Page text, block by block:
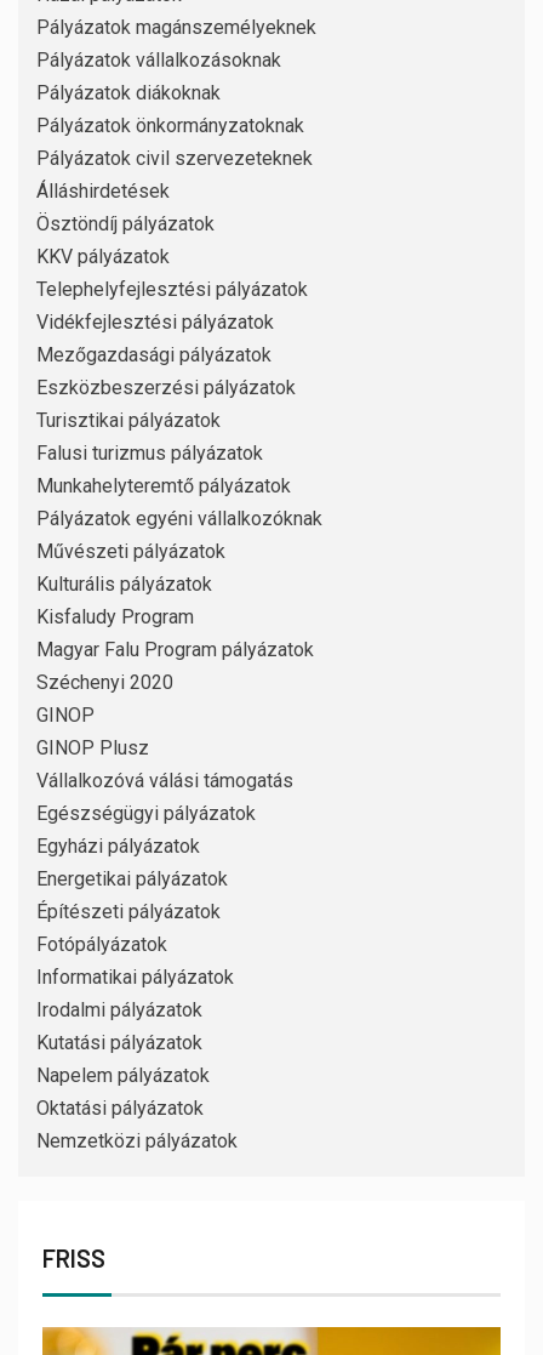
Pályázatok magánszemélyeknek
Pályázatok vállalkozásoknak
Pályázatok diákoknak
Pályázatok önkormányzatoknak
Pályázatok civil szervezeteknek
Álláshirdetések
Ösztöndíj pályázatok
KKV pályázatok
Telephelyfejlesztési pályázatok
Vidékfejlesztési pályázatok
Mezőgazdasági pályázatok
Eszközbeszerzési pályázatok
Turisztikai pályázatok
Falusi turizmus pályázatok
Munkahelyteremtő pályázatok
Pályázatok egyéni vállalkozóknak
Művészeti pályázatok
Kulturális pályázatok
Kisfaludy Program
Magyar Falu Program pályázatok
Széchenyi 2020
GINOP
GINOP Plusz
Vállalkozóvá válási támogatás
Egészségügyi pályázatok
Egyházi pályázatok
Energetikai pályázatok
Építészeti pályázatok
Fotópályázatok
Informatikai pályázatok
Irodalmi pályázatok
Kutatási pályázatok
Napelem pályázatok
Oktatási pályázatok
Nemzetközi pályázatok
FRISS